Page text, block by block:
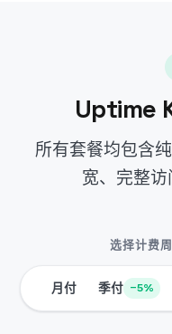
Uptime
所有套餐均包含
宽、完整访
选择计费
月付 季付 −5%